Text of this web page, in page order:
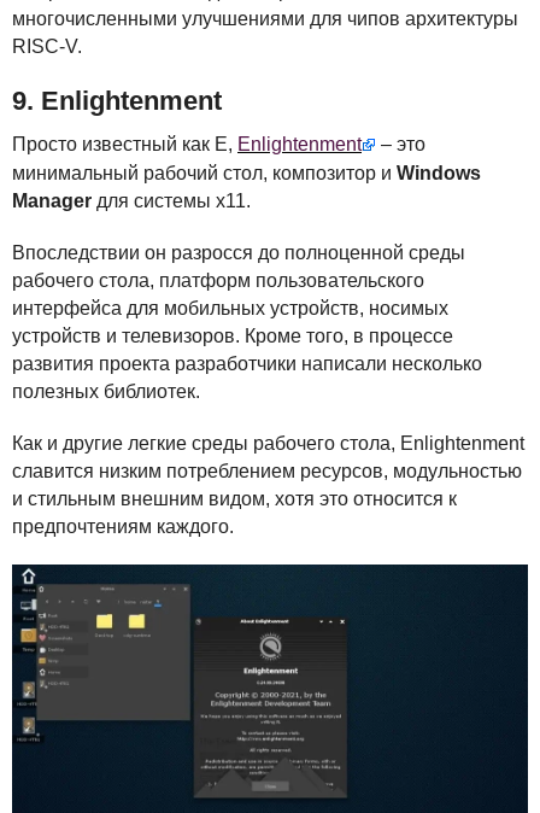
многочисленными улучшениями для чипов архитектуры
RISC-V.
9. Enlightenment
Просто известный как E, Enlightenment
– это
минимальный рабочий стол, композитор и Windows
Manager для системы x11.
Впоследствии он разросся до полноценной среды
рабочего стола, платформ пользовательского
интерфейса для мобильных устройств, носимых
устройств и телевизоров. Кроме того, в процессе
развития проекта разработчики написали несколько
полезных библиотек.
Как и другие легкие среды рабочего стола, Enlightenment
славится низким потреблением ресурсов, модульностью
и стильным внешним видом, хотя это относится к
предпочтениям каждого.